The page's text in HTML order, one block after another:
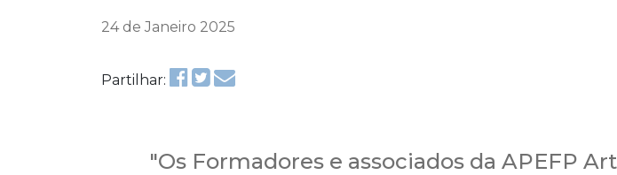
24 de Janeiro 2025
Partilhar:
"Os Formadores e associados da APEFP